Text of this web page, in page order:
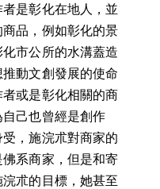
是彰化在地人，並
品，例如彰化的景
市公所的水溝蓋造
動文創發展的使命
或是彰化相關的商
己也曾經是創作
，施浣朮對商家的
系商家，但是和寄
朮的目標，她甚至